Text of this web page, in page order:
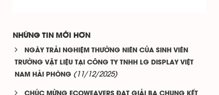
NHỮNG TIN MỚI HƠN
NGÀY TRẢI NGHIỆM THƯỜNG NIÊN CỦA SINH VIÊN
TRƯỜNG VẬT LIỆU TẠI CÔNG TY TNHH LG DISPLAY VIỆT
NAM HẢI PHÒNG (11/12/2025)